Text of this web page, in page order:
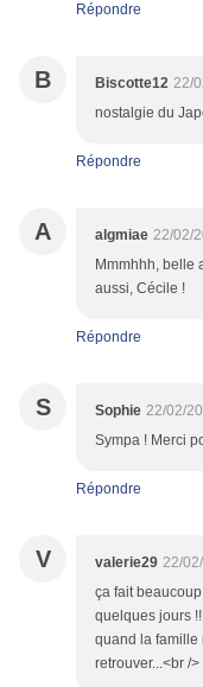
Répondre
B Biscotte12 22/
nostalgie du
Répondre
A algmiae 22/02/
Mmmhhh, belle
aussi, Cécile !
Répondre
S Sophie 22/02/
Sympa ! Merci
Répondre
V valerie29 22/
ça fait
quelques jours
quand la famille
retrouver...<br /